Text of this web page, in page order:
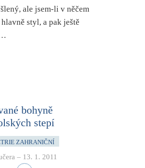
ale jsem-li v něčem
styl, a pak ještě
bohyně
stepí
ZAHRANIČNÍ
– 13. 1. 2011